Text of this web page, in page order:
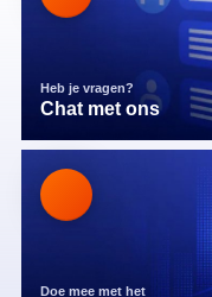
Heb je vragen?
Chat met ons
Doe mee met het